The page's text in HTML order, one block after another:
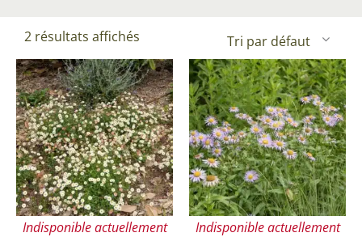
2 résultats affichés
Indisponible actuellement Indisponible actuellement